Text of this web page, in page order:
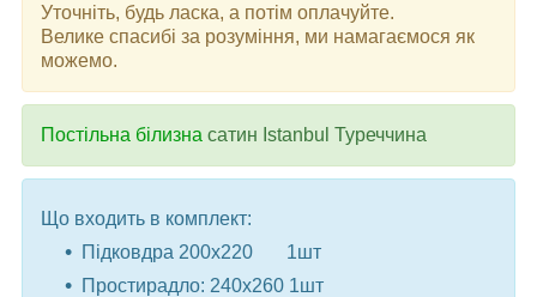
Уточніть, будь ласка, а потім оплачуйте.
Велике спасибі за розуміння, ми намагаємося як
можемо.
Постільна білизна сатин Istanbul Туреччина
Що входить в комплект:
Підковдра 200x220 1шт
Простирадло: 240x260 1шт